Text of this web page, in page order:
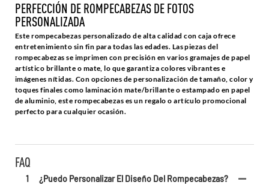
PERFECCIÓN DE ROMPECABEZAS DE FOTOS
PERSONALIZADA
Este rompecabezas personalizado de alta calidad con caja ofrece
entretenimiento sin fin para todas las edades. Las piezas del
rompecabezas se imprimen con precisión en varios gramajes de papel
artístico brillante o mate, lo que garantiza colores vibrantes e
imágenes nítidas. Con opciones de personalización de tamaño, color y
toques finales como laminación mate/brillante o estampado en papel
de aluminio, este rompecabezas es un regalo o artículo promocional
perfecto para cualquier ocasión.
FAQ
1 ¿Puedo Personalizar El Diseño Del Rompecabezas?